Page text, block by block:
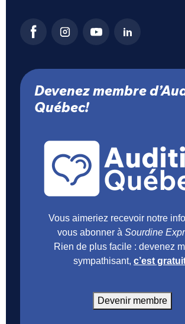
Devenez membre
Québec!
Vous aimeriez recevoir notre
vous abonner à Sourdine
Rien de plus facile : devenez
sympathisant, c’est
Devenir membre